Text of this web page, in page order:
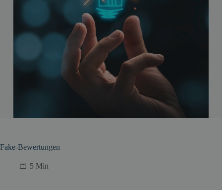
Fake-Bewertungen
5 Min